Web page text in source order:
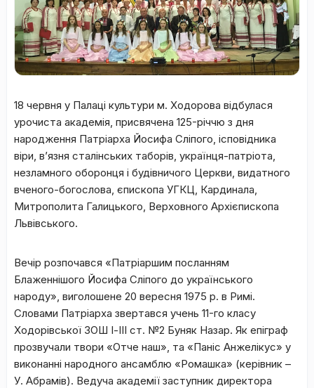
18 червня у Палаці культури м. Ходорова відбулася
урочиста академія, присвячена 125-річчю з дня
народження Патріарха Йосифа Сліпого, ісповідника
віри, в’язня сталінських таборів, українця-патріота,
незламного оборонця і будівничого Церкви, видатного
вченого-богослова, єпископа УГКЦ, Кардинала,
Митрополита Галицького, Верховного Архієпископа
Львівського.
Вечір розпочався «Патріаршим посланням
Блаженнішого Йосифа Сліпого до українського
народу», виголошене 20 вересня 1975 р. в Римі.
Словами Патріарха звертався учень 11-го класу
Ходорівської ЗОШ І-ІІІ ст. №2 Буняк Назар. Як епіграф
прозвучали твори «Отче наш», та «Паніс Анжелікус» у
виконанні народного ансамблю «Ромашка» (керівник –
У. Абрамів). Ведуча академії заступник директора